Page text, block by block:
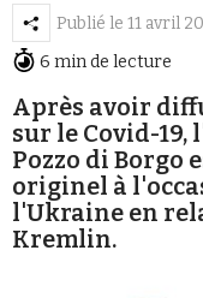
Publié le 11 avril
6 min de lecture
Après avoir
sur le Covid-19,
Pozzo di Borgo
originel à
l'Ukraine en
Kremlin.